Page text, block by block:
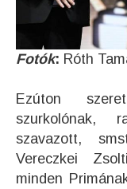
Fotók: Róth
Ezúton
szurkolónak,
szavazott,
Vereczkei
minden